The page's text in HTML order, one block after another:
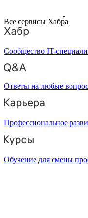
Все сервисы Хабра
Сообщество IT-
Ответы на любые
Профессиональное
Обучение для смены